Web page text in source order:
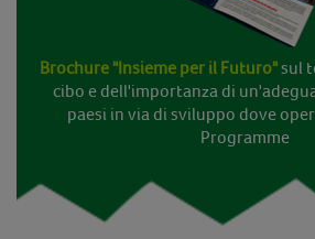
Brochure "Insieme per il Futuro"sul
cibo e dell'importanza di
paesi in via di sviluppo dove
Programme